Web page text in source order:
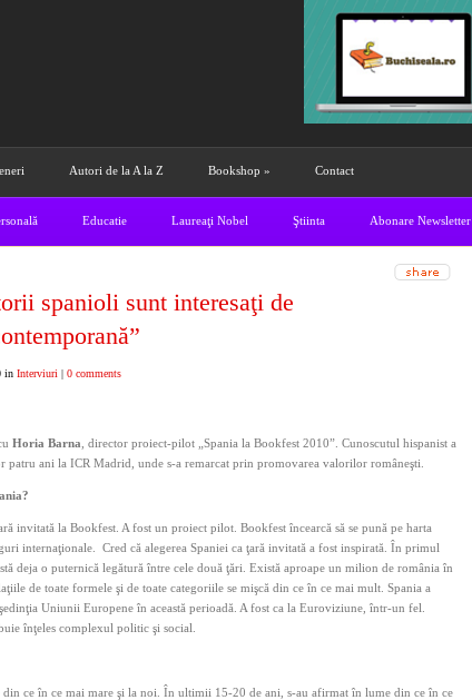
Autori de la A la Z Bookshop » Contact
Educatie Laureaţi Nobel Ştiinta Abonare Newsletter
spanioli sunt interesaţi de
in Interviuri | 0 comments
Horia Barna , director proiect-pilot „Spania la Bookfest 2010”. Cunoscutul hispanist a
patru ani la ICR Madrid, unde s-a remarcat prin promovarea valorilor româneşti.
invitată la Bookfest. A fost un proiect pilot. Bookfest încearcă să se pună pe harta
internaţionale. Cred că alegerea Spaniei ca ţară invitată a fost inspirată. În primul
deja o puternică legătură între cele două ţări. Există aproape un milion de românia în
de toate formele şi de toate categoriile se mişcă din ce în ce mai mult. Spania a
Uniunii Europene în această perioadă. A fost ca la Euroviziune, într-un fel.
înţeles complexul politic şi social.
ce în ce mai mare şi la noi. În ultimii 15-20 de ani, s-au afirmat în lume din ce în ce